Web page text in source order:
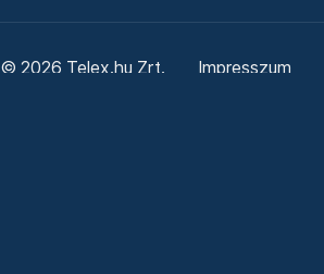
© 2026 Telex.hu Zrt. Impresszum